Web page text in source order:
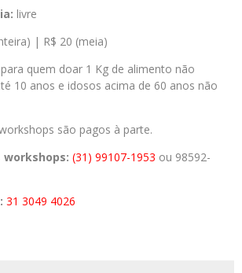
livre
| R$ 20 (meia)
quem doar 1 Kg de alimento não
10 anos e idosos acima de 60 anos não
são pagos à parte.
workshops: (31) 99107-1953 ou 98592-
31 3049 4026